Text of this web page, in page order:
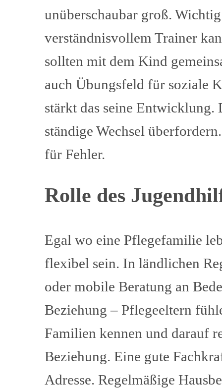
unüberschaubar groß.
verständnisvollem Trainer
sollten mit dem Kind
auch Übungsfeld für soziale
stärkt das seine
ständige Wechsel
für Fehler.
Rolle des
Egal wo eine Pflegefamilie
flexibel sein. In ländlichen
oder mobile Beratung an
Beziehung – Pflegeeltern
Familien kennen und darauf
Beziehung. Eine gute
Adresse. Regelmäßige